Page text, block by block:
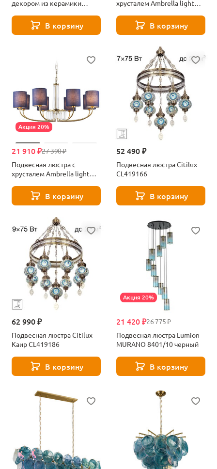
декором из керамики
Classic LH75061В корзину
хрусталем Ambrella light
В корзину
Акция 20%
27 390 ₽
21 910 ₽
Подвесная люстра с
хрусталем Ambrella light
В корзину
52 490 ₽
Подвесная люстра Citilux
CL419166
В корзину
62 990 ₽
Подвесная люстра Citilux
Каир CL419186
В корзину
Акция 20%
26 775 ₽
21 420 ₽
Подвесная люстра Lumion
MURANO 8401/10 черный
В корзину